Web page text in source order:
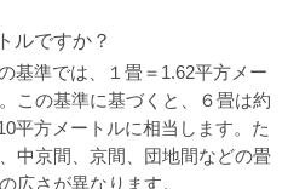
ルですか？
基準では、１畳＝1.62平方メー
この基準に基づくと、６畳は約
平方メートルに相当します。た
中京間、京間、団地間などの畳
広さが異なります。